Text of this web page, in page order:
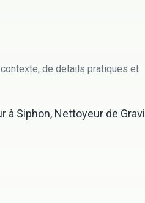
de details pratiques et
à Siphon, Nettoyeur de